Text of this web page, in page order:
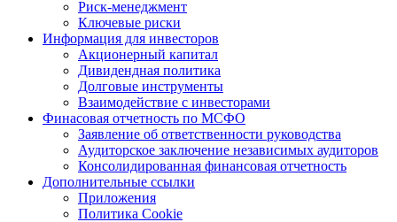
Риск-менеджмент
Ключевые риски
Информация для инвесторов
Акционерный капитал
Дивидендная политика
Долговые инструменты
Взаимодействие с инвеcторами
Финасовая отчетность по МСФО
Заявление об ответственности руководства
Аудиторское заключение независимых аудиторов
Консолидированная финансовая отчетность
Дополнительные ссылки
Приложения
Политика Cookie